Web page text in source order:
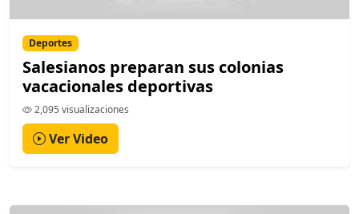
Deportes
Salesianos preparan sus colonias
vacacionales deportivas
2,095 visualizaciones
Ver Video